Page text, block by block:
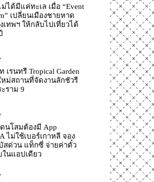
ได้มีแค่ทะเล เมื่อ “Event
เปลี่ยนเมืองชายหาด
เทพฯ ให้กลับไปเที่ยวได้
เรนทรี Tropical Garden
ม่สถานที่จัดงานลักชัวรี
ราม 9
นโสมต้องมี App
ไม่ใช้เบอร์เกาหลี จอง
สด่วน แท็กซี่ จ่ายค่าตั๋ว
นแอปเดียว